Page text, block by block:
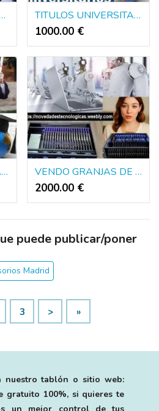
PUBLICIDAD Y POLITICA TITULOS UNIVERSITARIOS DE EUROPA Y AMERICA
1000.00 €
TITULOS UNIVERSITARIOS DE EUROPA Y AMERICA VENDO GRANJAS DE BOTS ENVIO NACIONAL E INTERNACIONAL
2000.00 €
puede publicar/poner
Madrid
3 > »
tablón o sitio web:
gratuito 100%, si quieres te